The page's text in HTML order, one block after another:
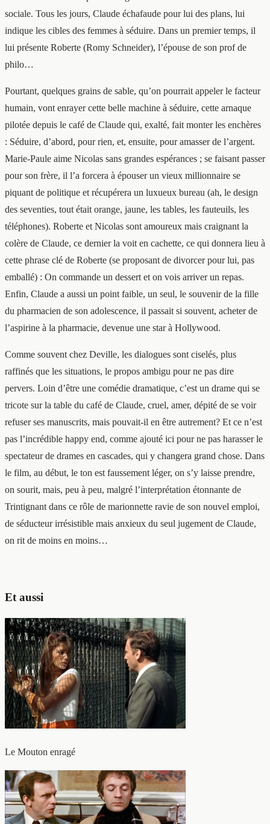
sociale. Tous les jours, Claude échafaude pour lui des plans, lui
indique les cibles des femmes à séduire. Dans un premier temps, il
lui présente Roberte (Romy Schneider), l’épouse de son prof de
philo…
Pourtant, quelques grains de sable, qu’on pourrait appeler le facteur
humain, vont enrayer cette belle machine à séduire, cette arnaque
pilotée depuis le café de Claude qui, exalté, fait monter les enchères
: Séduire, d’abord, pour rien, et, ensuite, pour amasser de l’argent.
Marie-Paule aime Nicolas sans grandes espérances ; se faisant passer
pour son frère, il l’a forcera à épouser un vieux millionnaire se
piquant de politique et récupérera un luxueux bureau (ah, le design
des seventies, tout était orange, jaune, les tables, les fauteuils, les
téléphones). Roberte et Nicolas sont amoureux mais craignant la
colère de Claude, ce dernier la voit en cachette, ce qui donnera lieu à
cette phrase clé de Roberte (se proposant de divorcer pour lui, pas
emballé) : On commande un dessert et on vois arriver un repas.
Enfin, Claude a aussi un point faible, un seul, le souvenir de la fille
du pharmacien de son adolescence, il passait si souvent, acheter de
l’aspirine à la pharmacie, devenue une star à Hollywood.
Comme souvent chez Deville, les dialogues sont ciselés, plus
raffinés que les situations, le propos ambigu pour ne pas dire
pervers. Loin d’être une comédie dramatique, c’est un drame qui se
tricote sur la table du café de Claude, cruel, amer, dépité de se voir
refuser ses manuscrits, mais pouvait-il en être autrement? Et ce n’est
pas l’incrédible happy end, comme ajouté ici pour ne pas harasser le
spectateur de drames en cascades, qui y changera grand chose. Dans
le film, au début, le ton est faussement léger, on s’y laisse prendre,
on sourit, mais, peu à peu, malgré l’interprétation étonnante de
Trintignant dans ce rôle de marionnette ravie de son nouvel emploi,
de séducteur irrésistible mais anxieux du seul jugement de Claude,
on rit de moins en moins…
Et aussi
Le Mouton enragé